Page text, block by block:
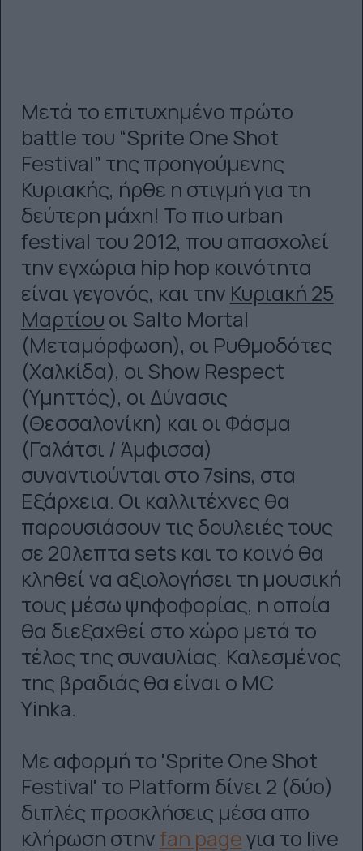
Μετά το επιτυχημένο πρώτο
battle του “Sprite One Shot
Festival” της προηγούμενης
Κυριακής, ήρθε η στιγμή για τη
δεύτερη μάχη! Το πιο urban
festival του 2012, που απασχολεί
την εγχώρια hip hop κοινότητα
είναι γεγονός, και την Κυριακή 25
Μαρτίου οι Salto Mortal
(Μεταμόρφωση), οι Ρυθμοδότες
(Χαλκίδα), οι Show Respect
(Υμηττός), οι Δύνασις
(Θεσσαλονίκη) και οι Φάσμα
(Γαλάτσι / Άμφισσα)
συναντιούνται στο 7sins, στα
Εξάρχεια. Οι καλλιτέχνες θα
παρουσιάσουν τις δουλειές τους
σε 20λεπτα sets και το κοινό θα
κληθεί να αξιολογήσει τη μουσική
τους μέσω ψηφοφορίας, η οποία
θα διεξαχθεί στο χώρο μετά το
τέλος της συναυλίας. Καλεσμένος
της βραδιάς θα είναι ο ΜC
Yinka.
Με αφορμή το 'Sprite One Shot
Festival' το Platform δίνει 2 (δύο)
διπλές προσκλήσεις μέσα απο
κλήρωση στηνfan pageγια το live